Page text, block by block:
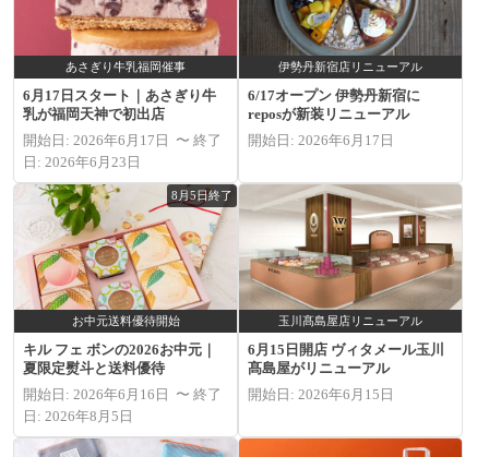
あさぎり牛乳福岡催事
6月17日スタート｜あさぎり牛
乳が福岡天神で初出店
開始日: 2026年6月17日 〜 終了
日: 2026年6月23日
伊勢丹新宿店リニューアル
6/17オープン 伊勢丹新宿に
reposが新装リニューアル
開始日: 2026年6月17日
8月5日終了
お中元送料優待開始
キル フェ ボンの2026お中元｜
夏限定熨斗と送料優待
開始日: 2026年6月16日 〜 終了
日: 2026年8月5日
玉川髙島屋店リニューアル
6月15日開店 ヴィタメール玉川
髙島屋がリニューアル
開始日: 2026年6月15日